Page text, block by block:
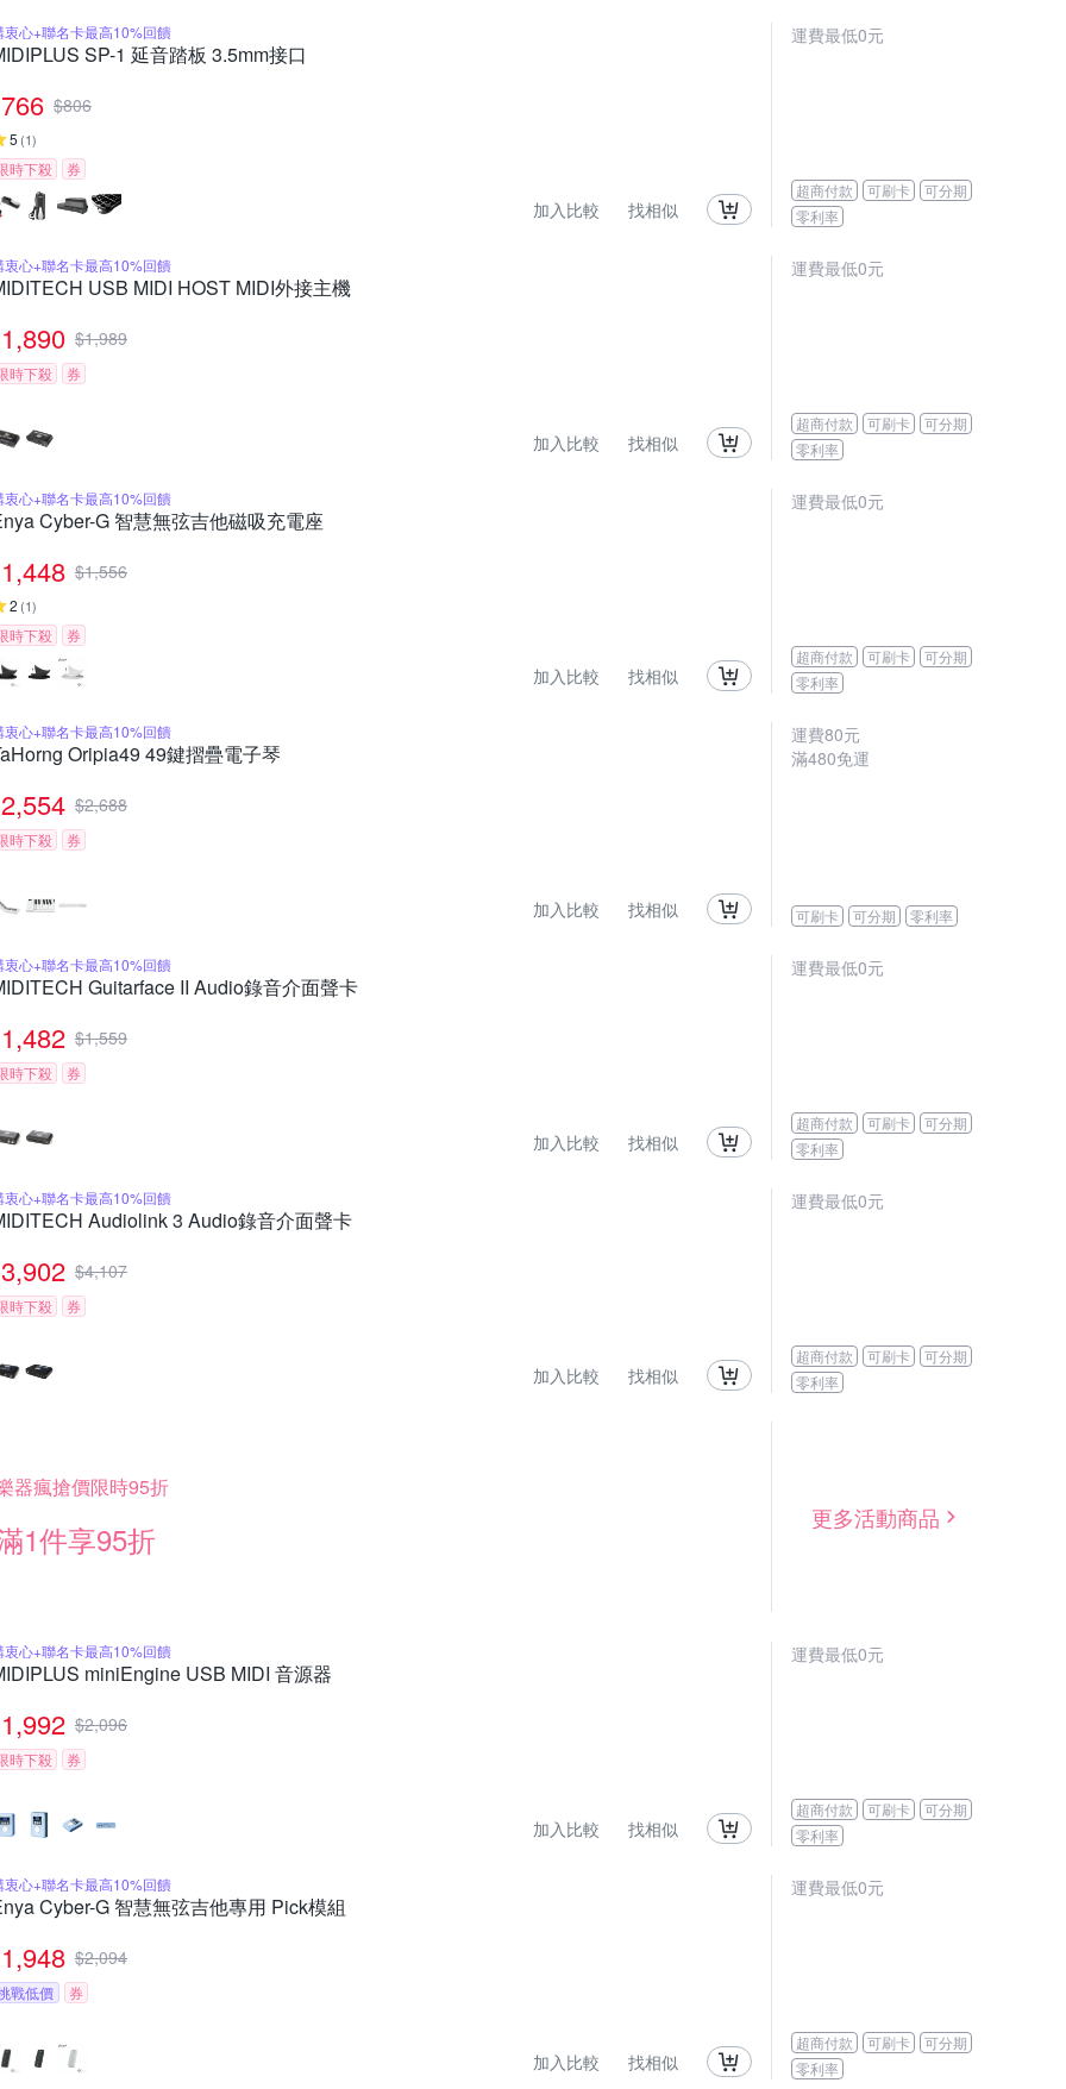
衷心+聯名卡最高10%回饋
SP-1 延音踏板 3.5mm接口
766 $806
5 (1)
時下殺 券
加入比較 找相似
運費最低0元
超商付款 可刷卡
可分期
零利率
衷心+聯名卡最高10%回饋
USB MIDI HOST MIDI外接主機
1,890 $1,989
時下殺 券
加入比較 找相似
運費最低0元
超商付款 可刷卡
可分期
零利率
衷心+聯名卡最高10%回饋
Cyber-G 智慧無弦吉他磁吸充電座
1,448 $1,556
2 (1)
時下殺 券
加入比較 找相似
運費最低0元
超商付款 可刷卡
可分期
零利率
衷心+聯名卡最高10%回饋
Oripia49 49鍵摺疊電子琴
2,554 $2,688
時下殺 券
加入比較 找相似
運費80元
滿480免運
可刷卡 可分期 零利率
衷心+聯名卡最高10%回饋
Guitarface II Audio錄音介面聲卡
1,482 $1,559
時下殺 券
加入比較 找相似
運費最低0元
超商付款 可刷卡
可分期
零利率
衷心+聯名卡最高10%回饋
Audiolink 3 Audio錄音介面聲卡
3,902 $4,107
時下殺 券
加入比較 找相似
運費最低0元
超商付款 可刷卡
可分期
零利率
器瘋搶價限時95折
1件享95折
更多活動商品
衷心+聯名卡最高10%回饋
miniEngine USB MIDI 音源器
1,992 $2,096
時下殺 券
加入比較 找相似
運費最低0元
超商付款 可刷卡
可分期
零利率
衷心+聯名卡最高10%回饋
Cyber-G 智慧無弦吉他專用 Pick模組
1,948 $2,094
戰低價 券
加入比較 找相似
運費最低0元
超商付款 可刷卡
可分期
零利率